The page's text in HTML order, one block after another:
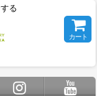
る
カート